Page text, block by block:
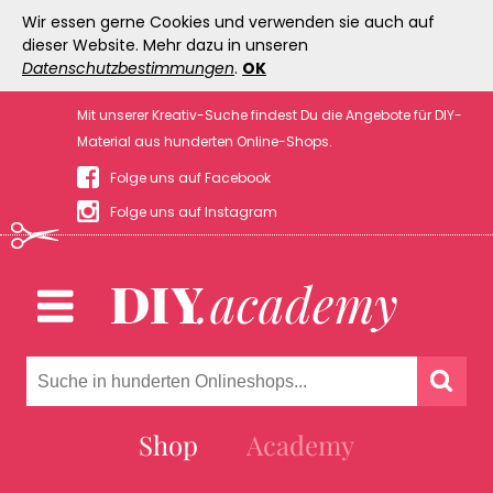
Wir essen gerne Cookies und verwenden sie auch auf
dieser Website. Mehr dazu in unseren
Datenschutzbestimmungen. OK
Mit unserer Kreativ-Suche findest Du die Angebote für DIY-
Material aus hunderten Online-Shops.
Folge uns auf Facebook
Folge uns auf Instagram
Shop Academy